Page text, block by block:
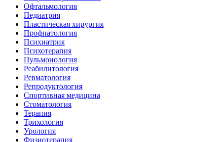
Офтальмология
Педиатрия
Пластическая хирургия
Профпатология
Психиатрия
Психотерапия
Пульмонология
Реабилитология
Ревматология
Репродуктология
Спортивная медицина
Стоматология
Терапия
Трихология
Урология
Физиотерапия